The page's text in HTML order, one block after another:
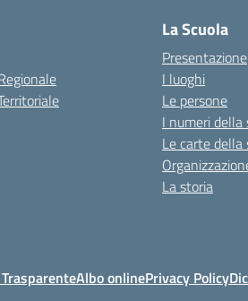
La Scuola
Presentazione
I luoghi
Le persone
I numeri della
Le carte della
La storia
Albo onlinePrivacy Policy